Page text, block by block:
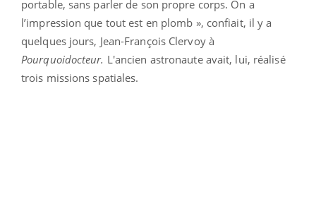
portable, sans parler de son propre corps. On a
l’impression que tout est en plomb », confiait, il y a
quelques jours, Jean-François Clervoy à
Pourquoidocteur. L'ancien astronaute avait, lui, réalisé
trois missions spatiales.